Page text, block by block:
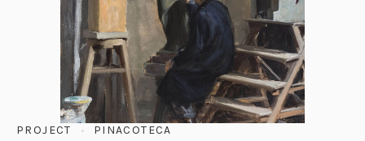
PROJECT PINACOTECA